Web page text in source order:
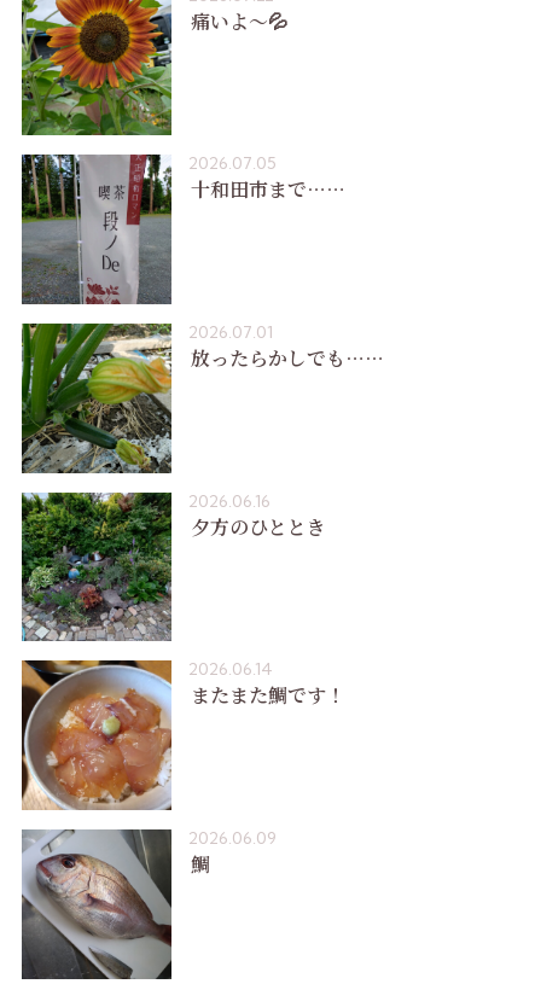
痛いよ〜💦
2026.07.05
十和田市まで……
2026.07.01
放ったらかしでも……
2026.06.16
夕方のひととき
2026.06.14
またまた鯛です！
2026.06.09
鯛